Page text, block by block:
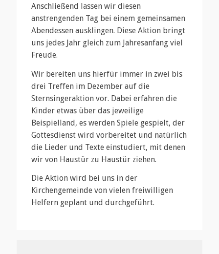
Anschließend lassen wir diesen
anstrengenden Tag bei einem gemeinsamen
Abendessen ausklingen. Diese Aktion bringt
uns jedes Jahr gleich zum Jahresanfang viel
Freude.
Wir bereiten uns hierfür immer in zwei bis
drei Treffen im Dezember auf die
Sternsingeraktion vor. Dabei erfahren die
Kinder etwas über das jeweilige
Beispielland, es werden Spiele gespielt, der
Gottesdienst wird vorbereitet und natürlich
die Lieder und Texte einstudiert, mit denen
wir von Haustür zu Haustür ziehen.
Die Aktion wird bei uns in der
Kirchengemeinde von vielen freiwilligen
Helfern geplant und durchgeführt.